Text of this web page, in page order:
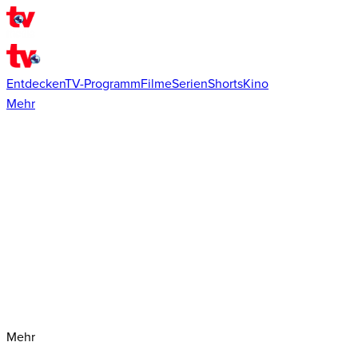
EntdeckenTV-ProgrammFilmeSerienShortsKino
Mehr
Mehr